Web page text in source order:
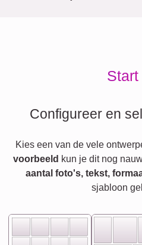
Start
Configureer en
Kies een van de vele
voorbeeld kun je dit nog
aantal foto's, tekst,
sjabloon